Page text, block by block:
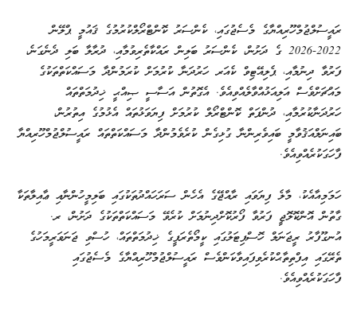
ރައީސުލްޖުމްހޫރިއްޔާގެ މެސެޖުގައި، ކެންސަރު ކޮންޓްރޯލްކުރުމުގެ ޤައުމީ ޕްލޭން
2022-2026 ގެ ދަށުން، ކެންސަރު ބަލިން ރައްކާތެރިވުމާއި، ދުރާލާ ބަލި ދެނެގަނެ،
ފަރުވާ ދިނުމާއި، ޕެލިއޭޓިވް ކެއަރ ހަރުދަނާ ކުރުމަށް ކުރަމުންދާ މަސައްކަތްތަކުގެ
މައްޗަށްވެސް އަލިއަޅުއްވާލެއްވިއެވެ. އެގޮތުން އަސާސީ ޞިއްޙީ ޚިދުމަތްތައް
ހަރުދަނާކުރުމާއި، ދުންފަތް ކޮންޓްރޯލް ކުރުމަށް ފިޔަވަޅުތައް އެޅުމުގެ އިތުރުން،
ބައިނަލްއަޤުވާމީ ބައިވެރިންނާ ގުޅިގެން ކުރެވެމުންދާ މަސައްކަތްތައް ރައީސުލްޖުމްހޫރިއްޔާ
ފާހަގަކުރެއްވިއެވެ.
ހަމަމިއާއެކު، މާލެ ފިޔަވައި ރާއްޖޭގެ އެހެން ސަރަހައްދުތަކުގައި ބަލިމީހުންނާއި ޢާއިލާތަކާ
ގާތުން އޮންކޮލޮޖީ ފަރުވާ ފޯރުކޮށްދިނުމަށް ކުރެވޭ މަސައްކަތްތަކުގެ ދަށުން، ރ.
އުނގޫފާރު ރީޖަނަލް ހޮސްޕިޓަލުގައި ކީމޯތެރަޕީގެ ޚިދުމަތްތައް، ހުސްވި ޖަނަވަރީމަހުގެ
ތެރޭގައި އިފްތިތާޙްކުރެވިފައިވާކަންވެސް ރައީސުލްޖުމްހޫރިއްޔާގެ މެސެޖުގައި
ފާހަގަކުރެއްވިއެވެ.